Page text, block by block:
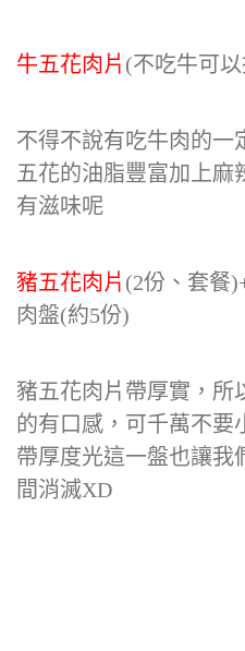
牛五花肉片 (不吃牛可
不得不說有吃牛肉的一
五花的油脂豐富加上麻
有滋味呢
豬五花肉片 (2份、套餐
肉盤(約5份)
豬五花肉片帶厚實，所
的有口感，可千萬不要
帶厚度光這一盤也讓我
間消滅XD